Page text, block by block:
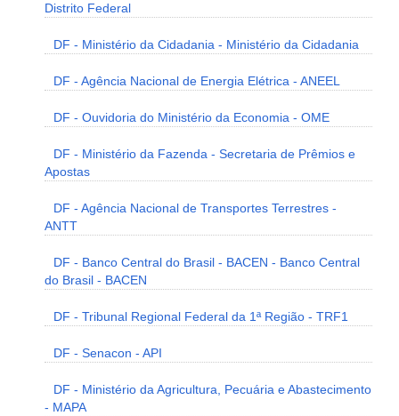
Distrito Federal
DF - Ministério da Cidadania - Ministério da Cidadania
DF - Agência Nacional de Energia Elétrica - ANEEL
DF - Ouvidoria do Ministério da Economia - OME
DF - Ministério da Fazenda - Secretaria de Prêmios e
Apostas
DF - Agência Nacional de Transportes Terrestres -
ANTT
DF - Banco Central do Brasil - BACEN - Banco Central
do Brasil - BACEN
DF - Tribunal Regional Federal da 1ª Região - TRF1
DF - Senacon - API
DF - Ministério da Agricultura, Pecuária e Abastecimento
- MAPA